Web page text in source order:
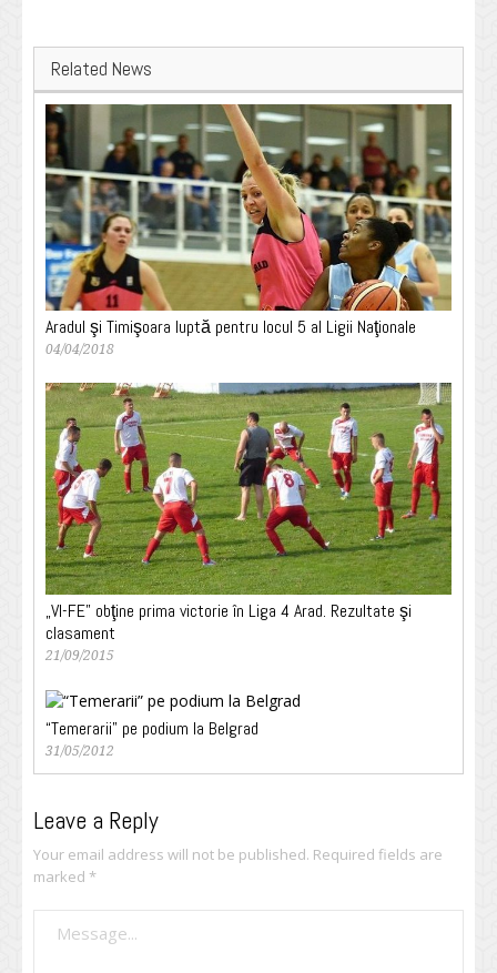
Related News
Aradul şi Timişoara luptă pentru locul 5 al Ligii Naţionale
04/04/2018
„VI-FE” obţine prima victorie în Liga 4 Arad. Rezultate şi
clasament
21/09/2015
“Temerarii” pe podium la Belgrad
31/05/2012
Leave a Reply
Your email address will not be published. Required fields are
marked *